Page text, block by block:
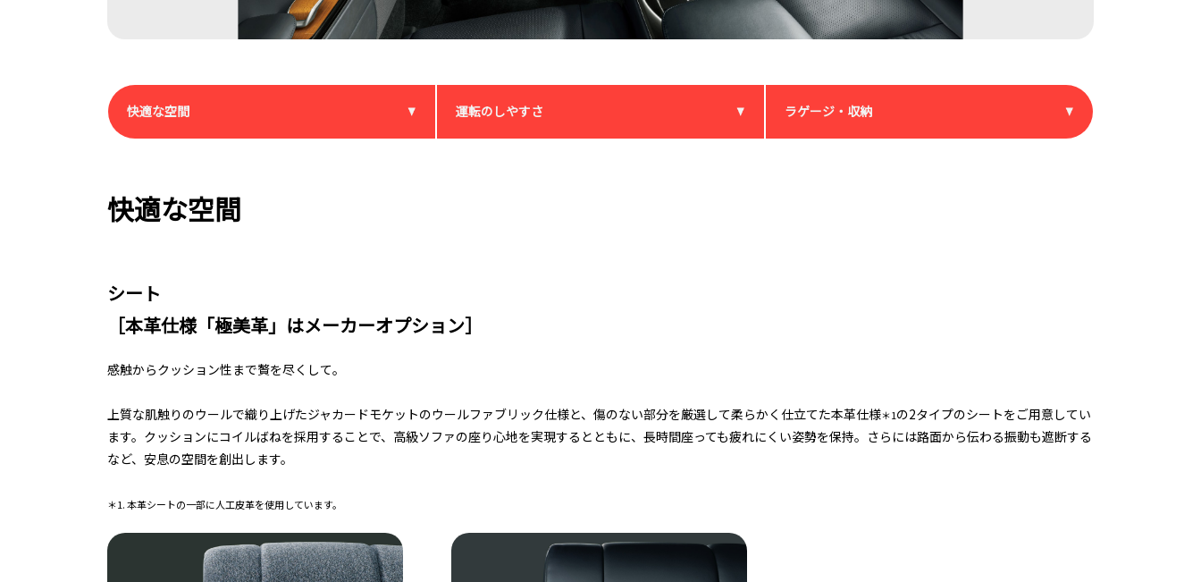
快適な空間 運転のしやすさ ラゲージ・収納
快適な空間
シート
［本革仕様「極美革」はメーカーオプション］
感触からクッション性まで贅を尽くして。
上質な肌触りのウールで織り上げたジャカードモケットのウールファブリック仕様と、傷のない部分を厳選して柔らかく仕立てた本革仕様＊1の2タイプのシートをご用意してい
ます。クッションにコイルばねを採用することで、高級ソファの座り心地を実現するとともに、長時間座っても疲れにくい姿勢を保持。さらには路面から伝わる振動も遮断する
など、安息の空間を創出します。
＊1. 本革シートの一部に人工皮革を使用しています。